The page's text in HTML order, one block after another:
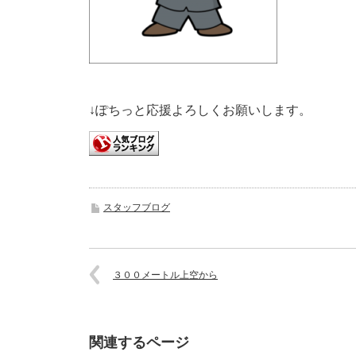
↓ぽちっと応援よろしくお願いします。
スタッフブログ
３００メートル上空から
関連するページ